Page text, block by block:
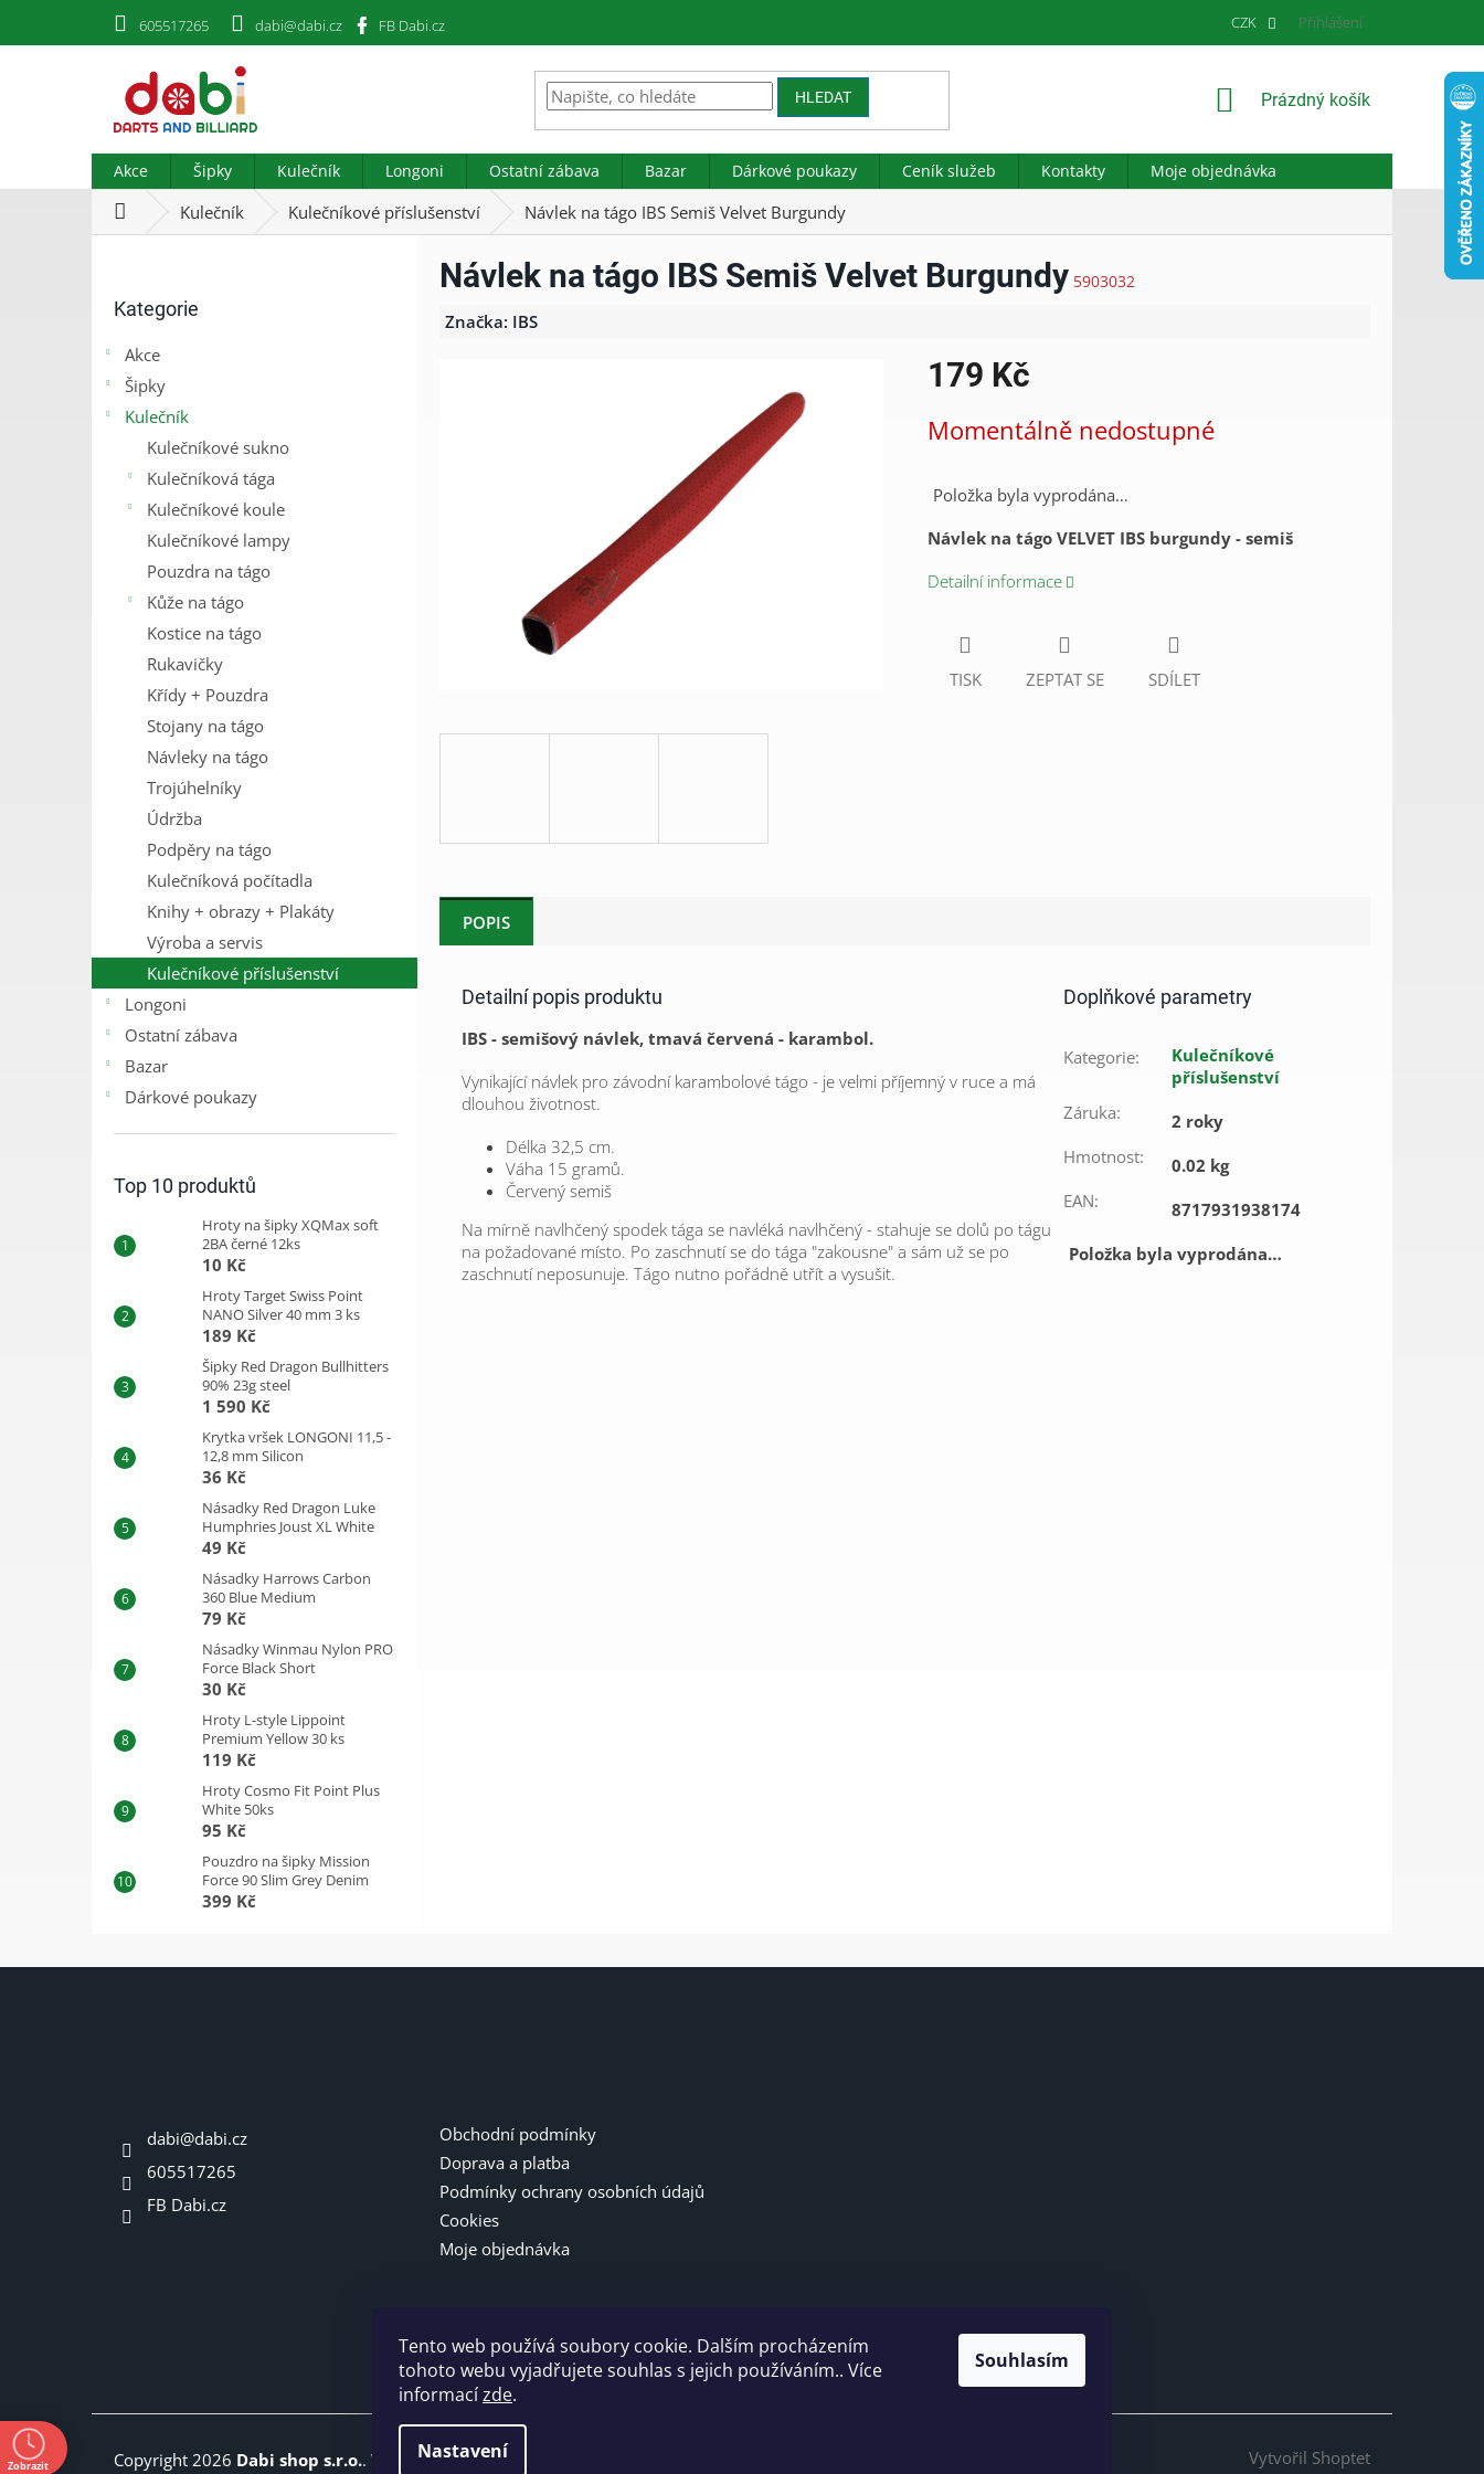
Tento web používá soubory cookie. Dalším procházením
tohoto webu vyjadřujete souhlas s jejich používáním.. Více
informacízde.
Nastavení
Souhlasím
605517265 dabi@dabi.cz FB Dabi.cz CZK Přihlášení
HLEDAT
NÁKUPNÍ
Prázdný košík
Akce Šipky Kulečník Longoni Ostatní zábava Bazar Dárkové poukazy Ceník služeb Kontakty Moje objednávka
DomůKulečník Kulečníkové příslušenství Návlek na tágo IBS Semiš Velvet Burgundy
kategorie
Kategorie
Akce
Šipky
Kulečník
Kulečníkové sukno
Kulečníková tága
Kulečníkové koule
Kulečníkové lampy
Pouzdra na tágo
Kůže na tágo
Kostice na tágo
Rukavičky
Křídy + Pouzdra
Stojany na tágo
Návleky na tágo
Trojúhelníky
Údržba
Podpěry na tágo
Kulečníková počítadla
Knihy + obrazy + Plakáty
Výroba a servis
Kulečníkové příslušenství
Longoni
Ostatní zábava
Bazar
Dárkové poukazy
Top 10 produktů
Hroty na šipky XQMax soft
2BA černé 12ks
10 Kč
Hroty Target Swiss Point
NANO Silver 40 mm 3 ks
189 Kč
Šipky Red Dragon Bullhitters
90% 23g steel
1 590 Kč
Krytka vršek LONGONI 11,5 -
12,8 mm Silicon
36 Kč
Násadky Red Dragon Luke
Humphries Joust XL White
49 Kč
Násadky Harrows Carbon
360 Blue Medium
79 Kč
Násadky Winmau Nylon PRO
Force Black Short
30 Kč
Hroty L-style Lippoint
Premium Yellow 30 ks
119 Kč
Hroty Cosmo Fit Point Plus
White 50ks
95 Kč
Pouzdro na šipky Mission
Force 90 Slim Grey Denim
399 Kč
Návlek na tágo IBS Semiš Velvet Burgundy 5903032
Značka: IBS
179 Kč
cena:
Momentálně nedostupné
Položka byla vyprodána…
Návlek na tágo VELVET IBS burgundy - semiš
Detailní informace
TISK ZEPTAT SE SDÍLET
POPIS
Detailní popis produktu
IBS - semišový návlek, tmavá červená - karambol.
Vynikající návlek pro závodní karambolové tágo - je velmi příjemný v ruce a má
dlouhou životnost.
Délka 32,5 cm.
Váha 15 gramů.
Červený semiš
Na mírně navlhčený spodek tága se navléká navlhčený - stahuje se dolů po tágu
na požadované místo. Po zaschnutí se do tága "zakousne" a sám už se po
zaschnutí neposunuje. Tágo nutno pořádně utřít a vysušit.
Doplňkové parametry
Kategorie:
Kulečníkové
příslušenství
Záruka:
2 roky
Hmotnost:
0.02 kg
EAN:
8717931938174
Položka byla vyprodána…
dabi@dabi.cz
605517265
FB Dabi.cz
Obchodní podmínky
Doprava a platba
Podmínky ochrany osobních údajů
Cookies
Moje objednávka
Vytvořil Shoptet
Copyright 2026 Dabi shop s.r.o.. Všechna práva vyhrazena.
Zobrazit